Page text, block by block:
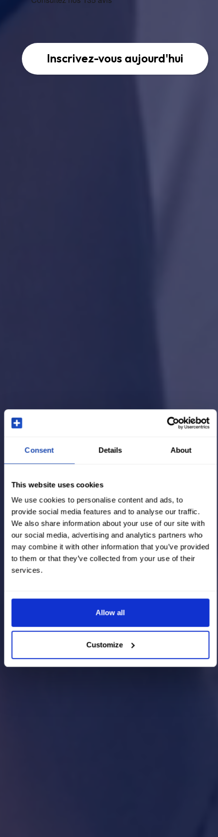
Consent Details About
This website uses cookies
We use cookies to personalise content and ads, to
provide social media features and to analyse our traffic.
We also share information about your use of our site with
our social media, advertising and analytics partners who
may combine it with other information that you’ve provided
to them or that they’ve collected from your use of their
services.
Allow all
Customize
Inscrivez-vous aujourd'hui